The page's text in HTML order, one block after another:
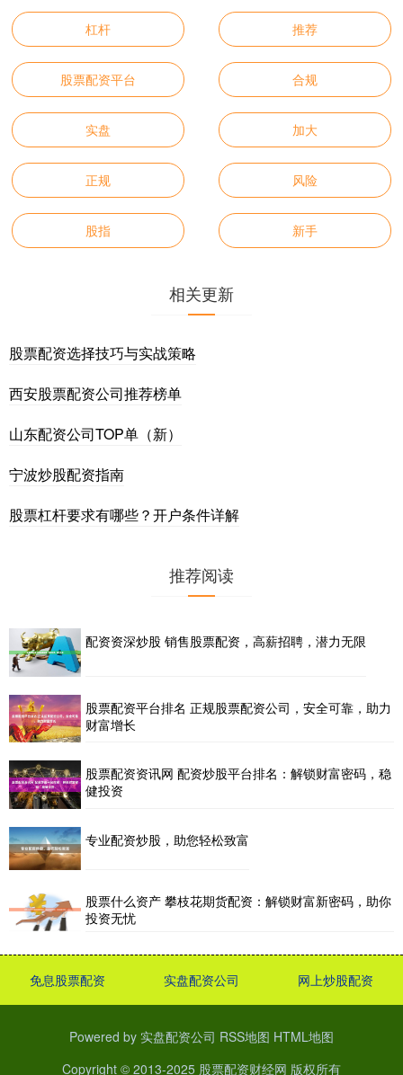
杠杆 推荐
股票配资平台 合规
实盘 加大
正规 风险
股指 新手
相关更新
股票配资选择技巧与实战策略
西安股票配资公司推荐榜单
山东配资公司TOP单（新）
宁波炒股配资指南
股票杠杆要求有哪些？开户条件详解
推荐阅读
配资资深炒股 销售股票配资，高薪招聘，潜力无限
股票配资平台排名 正规股票配资公司，安全可靠，助力
财富增长
股票配资资讯网 配资炒股平台排名：解锁财富密码，稳
健投资
专业配资炒股，助您轻松致富
股票什么资产 攀枝花期货配资：解锁财富新密码，助你
投资无忧
免息股票配资 实盘配资公司 网上炒股配资
Powered by 实盘配资公司 RSS地图 HTML地图
Copyright © 2013-2025 股票配资财经网 版权所有